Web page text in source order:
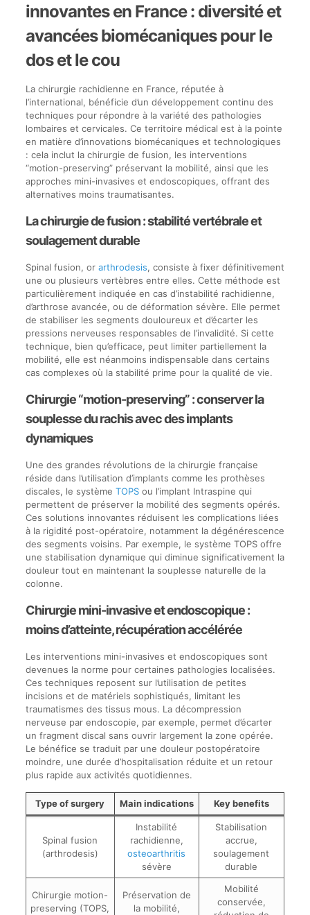
innovantes en France : diversité et
avancées biomécaniques pour le
dos et le cou
La chirurgie rachidienne en France, réputée à
l’international, bénéficie d’un développement continu des
techniques pour répondre à la variété des pathologies
lombaires et cervicales. Ce territoire médical est à la pointe
en matière d’innovations biomécaniques et technologiques
: cela inclut la chirurgie de fusion, les interventions
“motion-preserving” préservant la mobilité, ainsi que les
approches mini-invasives et endoscopiques, offrant des
alternatives moins traumatisantes.
La chirurgie de fusion : stabilité vertébrale et
soulagement durable
Spinal fusion, or arthrodesis, consiste à fixer définitivement
une ou plusieurs vertèbres entre elles. Cette méthode est
particulièrement indiquée en cas d’instabilité rachidienne,
d’arthrose avancée, ou de déformation sévère. Elle permet
de stabiliser les segments douloureux et d’écarter les
pressions nerveuses responsables de l’invalidité. Si cette
technique, bien qu’efficace, peut limiter partiellement la
mobilité, elle est néanmoins indispensable dans certains
cas complexes où la stabilité prime pour la qualité de vie.
Chirurgie “motion-preserving” : conserver la
souplesse du rachis avec des implants
dynamiques
Une des grandes révolutions de la chirurgie française
réside dans l’utilisation d’implants comme les prothèses
discales, le système TOPSou l’implant Intraspine qui
permettent de préserver la mobilité des segments opérés.
Ces solutions innovantes réduisent les complications liées
à la rigidité post-opératoire, notamment la dégénérescence
des segments voisins. Par exemple, le système TOPS offre
une stabilisation dynamique qui diminue significativement la
douleur tout en maintenant la souplesse naturelle de la
colonne.
Chirurgie mini-invasive et endoscopique :
moins d’atteinte, récupération accélérée
Les interventions mini-invasives et endoscopiques sont
devenues la norme pour certaines pathologies localisées.
Ces techniques reposent sur l’utilisation de petites
incisions et de matériels sophistiqués, limitant les
traumatismes des tissus mous. La décompression
nerveuse par endoscopie, par exemple, permet d’écarter
un fragment discal sans ouvrir largement la zone opérée.
Le bénéfice se traduit par une douleur postopératoire
moindre, une durée d’hospitalisation réduite et un retour
plus rapide aux activités quotidiennes.
Type of surgery Main indications Key benefits
Spinal fusion
(arthrodesis)
Instabilité
rachidienne,
osteoarthritis
sévère
Stabilisation
accrue,
soulagement
durable
Chirurgie motion-
preserving (TOPS,
Préservation de
la mobilité,
Mobilité
conservée,